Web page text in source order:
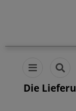
Die